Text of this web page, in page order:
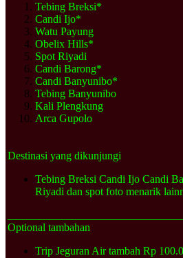
Tebing Breksi*
Candi Ijo*
Watu Payung
Obelix Hills*
Spot Riyadi
Candi Barong*
Candi Banyunibo*
Tebing Banyunibo
Kali Plengkung
Arca Gupolo
Destinasi yang dikunjungi
Tebing Breksi Candi Ijo Candi
Riyadi dan spot foto menarik
Optional tambahan
Trip Jeguran Air tambah Rp